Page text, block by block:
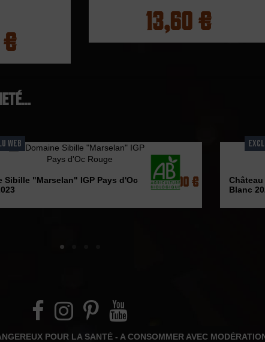
13,60 €
WEB
Sibille "Marselan" IGP Pays d'Oc
13,00 €
Blanc
POUR LA SANTÉ - A CONSOMMER AVEC